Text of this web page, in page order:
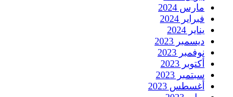
مارس 2024
فبراير 2024
يناير 2024
ديسمبر 2023
نوفمبر 2023
أكتوبر 2023
سبتمبر 2023
أغسطس 2023